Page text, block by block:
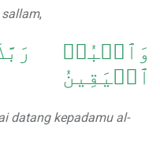
,
وَٱعۡبُدۡ
ٱلۡيَقِينُ
datang kepadamu al-